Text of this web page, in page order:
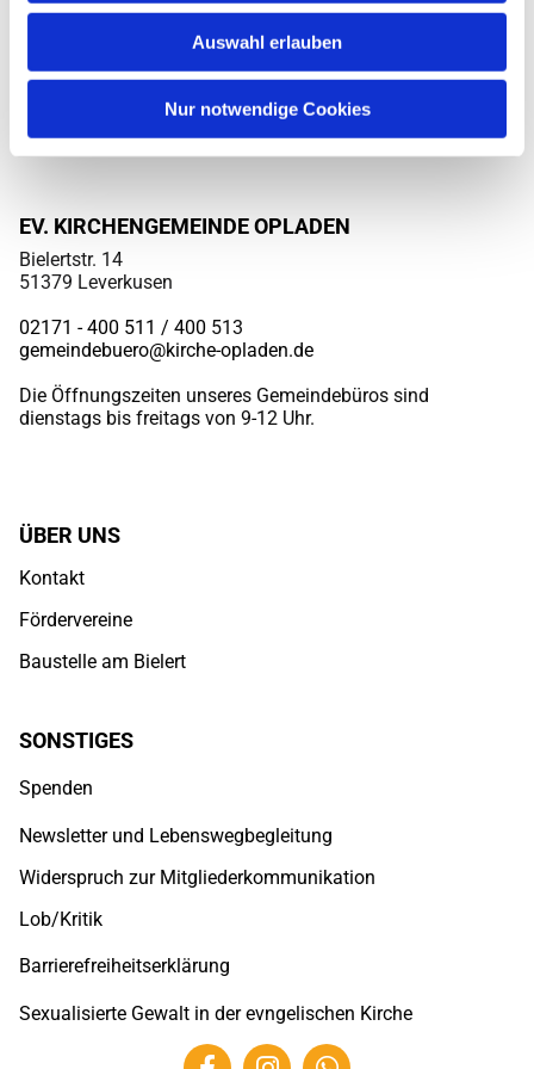
Auswahl erlauben
Nur notwendige Cookies
EV. KIRCHENGEMEINDE OPLADEN
Bielertstr. 14
51379 Leverkusen
02171 - 400 511 / 400 513
gemeindebuero@kirche-opladen.de
Die Öffnungszeiten unseres Gemeindebüros sind
dienstags bis freitags von 9-12 Uhr.
ÜBER UNS
Kontakt
Fördervereine
Baustelle am Bielert
SONSTIGES
Spenden
Newsletter und Lebenswegbegleitung
Widerspruch zur Mitgliederkommunikation
Lob/Kritik
Barrierefreiheitserklärung
Sexualisierte Gewalt in der evngelischen Kirche